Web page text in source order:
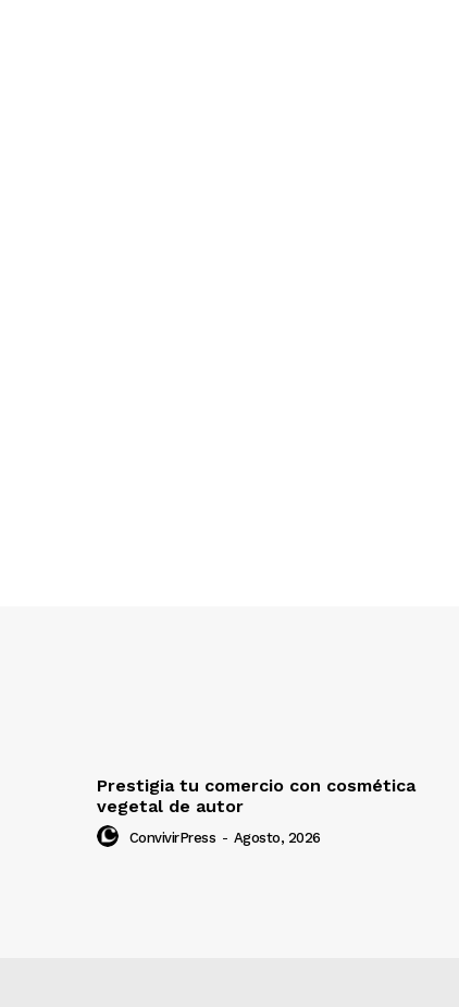
Prestigia tu comercio con cosmética
vegetal de autor
ConvivirPress - Agosto, 2026